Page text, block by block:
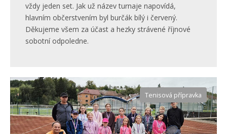
vždy jeden set. Jak už název turnaje napovídá,
hlavním občerstvením byl burčák bílý i červený.
Děkujeme všem za účast a hezky strávené říjnové
sobotní odpoledne.
Tenisová přípravka